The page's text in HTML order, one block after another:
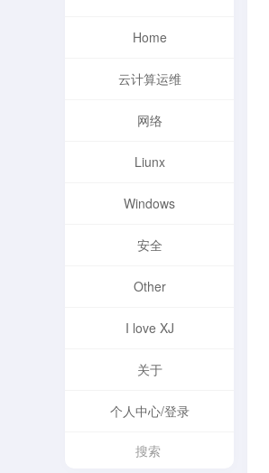
Home
云计算运维
网络
Liunx
Windows
安全
Other
I love XJ
关于
个人中心/登录